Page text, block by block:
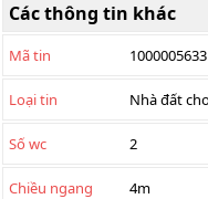
Các thông tin khác
Mã tin 1000005633
Loại tin Nhà đất
Số wc 2
Chiều ngang 4m